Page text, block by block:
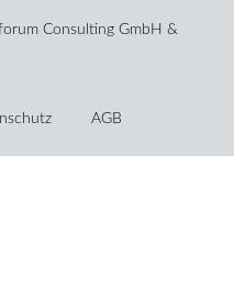
Consulting GmbH &
AGB